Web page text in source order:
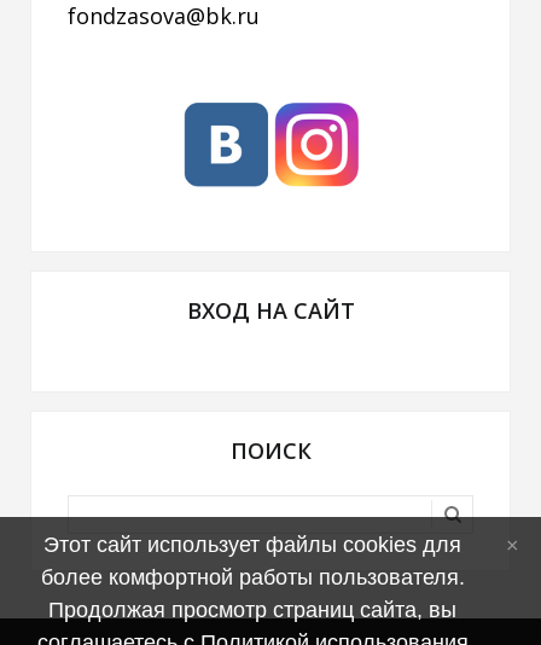
fondzasova@bk.ru
ВХОД НА САЙТ
ПОИСК
Этот сайт использует файлы cookies для
более комфортной работы пользователя.
Продолжая просмотр страниц сайта, вы